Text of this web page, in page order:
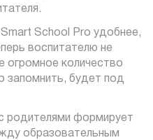
School Pro удобнее,
воспитателю не
огромное количество
запомнить, будет под
родителями формирует
образовательным